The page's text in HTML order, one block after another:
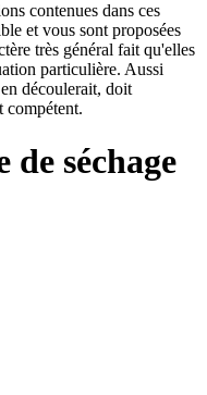
contenues dans ces
et vous sont proposées
très général fait qu'elles
particulière. Aussi
découlerait, doit
compétent.
séchage